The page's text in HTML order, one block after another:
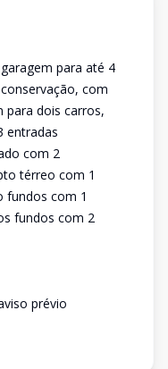
para até 4
com
para dois carros,
entradas
com 2
térreo com 1
fundos com 1
fundos com 2
prévio